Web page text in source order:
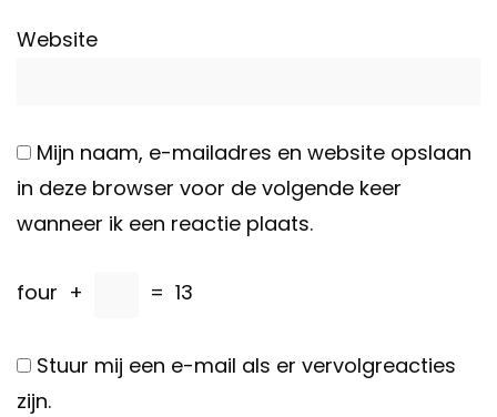
Website
Mijn naam, e-mailadres en website opslaan
in deze browser voor de volgende keer
wanneer ik een reactie plaats.
four + = 13
Stuur mij een e-mail als er vervolgreacties
zijn.